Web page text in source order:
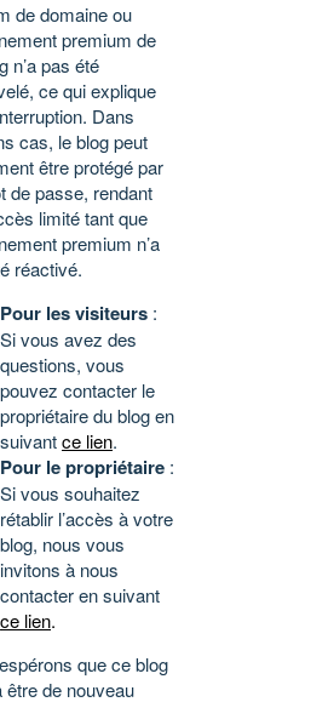
de domaine ou
premium de
n’a pas été
ce qui explique
Dans
cas, le blog peut
être protégé par
de passe, rendant
limité tant que
premium n’a
réactivé.
Pour les visiteurs :
Si vous avez des
questions, vous
pouvez contacter le
propriétaire du blog en
suivantce lien.
Pour le propriétaire :
Si vous souhaitez
rétablir l’accès à votre
blog, nous vous
invitons à nous
contacter en suivant
ce lien.
que ce blog
être de nouveau